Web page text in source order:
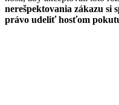
nerešpektovania zákazu
právo udeliť hosťom